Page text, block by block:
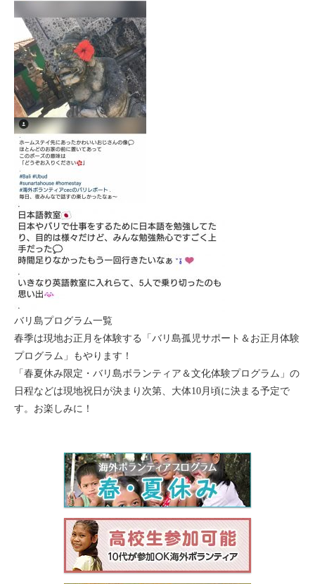
台湾
中国/海南島
ニュージーランド
ネパール
バリ
ベトナム
マルタ島
ハンガリー
ギリシャ
バリ島プログラム一覧
春季は現地お正月を体験する「 バリ島孤児サポート＆お正月体験
プログラム 」もやります！
「 春夏休み限定・バリ島ボランティア＆文化体験プログラム 」の
日程などは現地祝日が決まり次第、大体10月頃に決まる予定で
す。お楽しみに！